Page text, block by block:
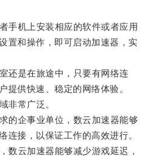
机上安装相应的软件或者应用
置和操作，即可启动加速器，实
是在旅途中，只要有网络连
提供快速、稳定的网络体验。
常广泛。
企事业单位，数云加速器能够
连接，以保证工作的高效进行。
云加速器能够减少游戏延迟，